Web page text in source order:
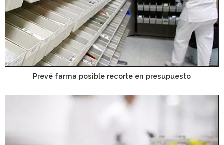
Prevé farma posible recorte en presupuesto